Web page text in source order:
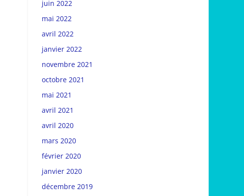
juin 2022
mai 2022
avril 2022
janvier 2022
novembre 2021
octobre 2021
mai 2021
avril 2021
avril 2020
mars 2020
février 2020
janvier 2020
décembre 2019